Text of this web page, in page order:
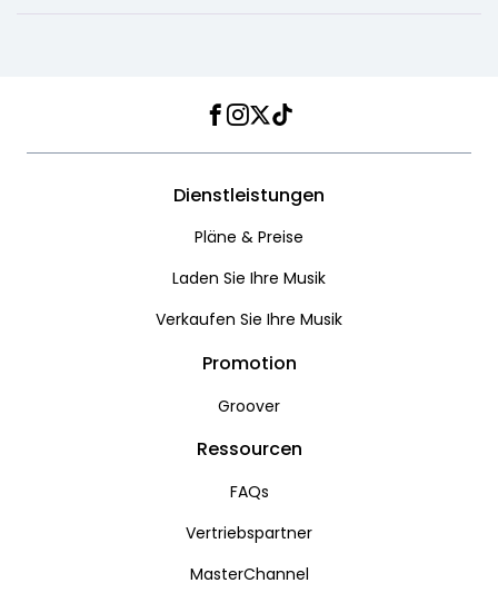
Facebook
Instagram
Twitter
TikTok
Dienstleistungen
Pläne & Preise
Laden Sie Ihre Musik
Verkaufen Sie Ihre Musik
Promotion
Groover
Ressourcen
FAQs
Vertriebspartner
MasterChannel